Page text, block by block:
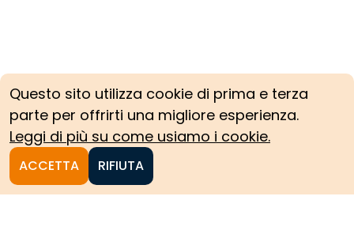
Questo sito utilizza cookie di prima e terza
parte per offrirti una migliore esperienza.
Leggi di più su come usiamo i cookie.
ACCETTA RIFIUTA